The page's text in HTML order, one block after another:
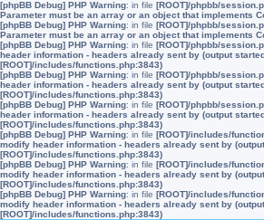
[phpBB Debug] PHP Warning: in file [ROOT]/phpbb/
Parameter must be an array or an object that implements
[phpBB Debug] PHP Warning: in file [ROOT]/phpbb/
Parameter must be an array or an object that implements
[phpBB Debug] PHP Warning: in file [ROOT]/phpbb/
header information - headers already sent by (output
[ROOT]/includes/functions.php:3843)
[phpBB Debug] PHP Warning: in file [ROOT]/phpbb/
header information - headers already sent by (output
[ROOT]/includes/functions.php:3843)
[phpBB Debug] PHP Warning: in file [ROOT]/phpbb/
header information - headers already sent by (output
[ROOT]/includes/functions.php:3843)
[phpBB Debug] PHP Warning: in file [ROOT]/includes/
modify header information - headers already sent by
[ROOT]/includes/functions.php:3843)
[phpBB Debug] PHP Warning: in file [ROOT]/includes/
modify header information - headers already sent by
[ROOT]/includes/functions.php:3843)
[phpBB Debug] PHP Warning: in file [ROOT]/includes/
modify header information - headers already sent by
[ROOT]/includes/functions.php:3843)